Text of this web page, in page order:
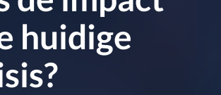
huidige